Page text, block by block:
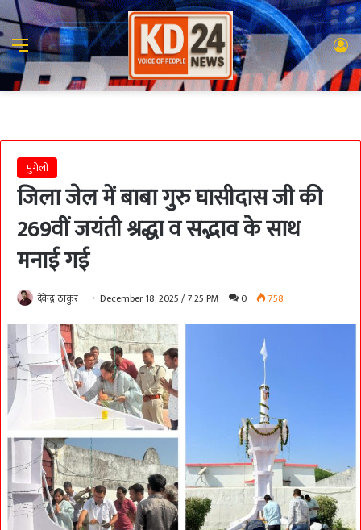
Menu
मुंगेली
जिला जेल में बाबा गुरु घासीदास जी की
269वीं जयंती श्रद्धा व सद्भाव के साथ
मनाई गई
देवेन्द्र ठाकुर December 18, 2025 / 7:25 PM 0 758